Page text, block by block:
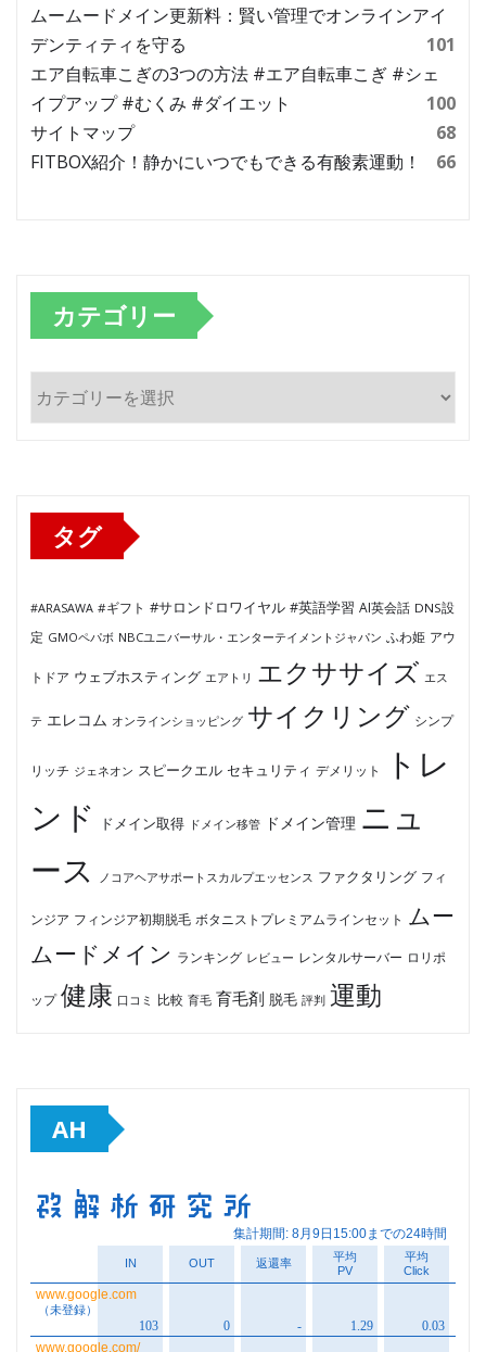
ムームードメイン更新料：賢い管理でオンラインアイ
デンティティを守る
101
エア自転車こぎの3つの方法 #エア自転車こぎ #シェ
イプアップ #むくみ #ダイエット
100
サイトマップ
68
FITBOX紹介！静かにいつでもできる有酸素運動！
66
カテゴリー
カ
テ
タグ
#ARASAWA #ギフト #サロンドロワイヤル #英語学習 AI英会話 DNS設
定 GMOペパボ NBCユニバーサル・エンターテイメントジャパン ふわ姫 アウ
トドア ウェブホスティング エアトリ エクササイズ エス
テ エレコム オンラインショッピング サイクリング シンプ
リッチ ジェネオン スピークエル セキュリティ デメリット
トレ
ンド
ドメイン取得 ドメイン移管 ドメイン管理 ニュ
ース
ノコアヘアサポートスカルプエッセンス ファクタリング フィ
ンジア フィンジア初期脱毛 ボタニストプレミアムラインセット ムー
ムードメイン ランキング レビュー レンタルサーバー ロリポ
ップ 健康 口コミ 比較 育毛 育毛剤 脱毛 評判 運動
AH